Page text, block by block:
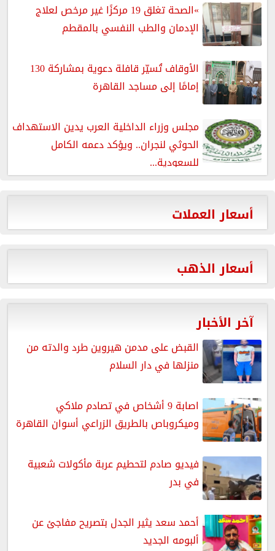
»الصحة تغلق 19 مركزًا غير مرخص لعلاج
الإدمان والطب النفسي بالمقطم
الأوقاف تُسيّر قافلة دعوية بمشاركة 130
إمامًا إلى مساجد القاهرة
مجلس وزراء الداخلية العرب يدين الاستهداف
الحوثي لنجران.. ويؤكد دعمه الكامل
للسعودية...
أسعار العملات
أسعار الذهب
آخر الأخبار
القبض على مدمن هيروين طرد والدته من
منزلها في دار السلام
اصابة 9 أشخاص في تصادم ملاكي
وميكروباص بالطريق الزراعي أسوان القاهرة
فيديو صادم لتحطيم عربة مأكولات شعبية
في بدر
أحمد سعد يثير الجدل بتصريح مفاجئ عن
ألبومه الجديد